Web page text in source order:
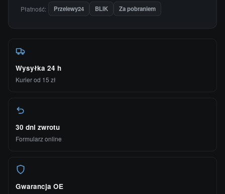
Płatność: Przelewy24 BLIK Za pobraniem
Wysyłka 24 h
Kurier od 15 zł
30 dni zwrotu
Formularz online
Gwarancja OE